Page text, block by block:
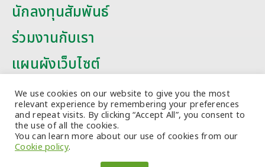
นักลงทุนสัมพันธ์
ร่วมงานกับเรา
แผนผังเว็บไซต์
บทความ
We use cookies on our website to give you the most
relevant experience by remembering your preferences
and repeat visits. By clicking “Accept All”, you consent to
the use of all the cookies.
You can learn more about our use of cookies from our
Cookie policy.